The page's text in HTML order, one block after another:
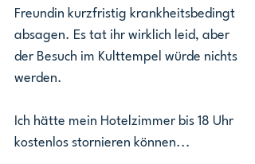
Freundin kurzfristig krankheitsbedingt
absagen. Es tat ihr wirklich leid, aber
der Besuch im Kulttempel würde nichts
werden.
Ich hätte mein Hotelzimmer bis 18 Uhr
kostenlos stornieren können...